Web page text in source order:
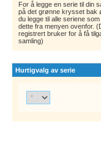
For å legge en serie til din
på det grønne krysset bak
du legge til alle seriene
dette fra menyen ovenfor.
registrert bruker for å få
samling)
Hurtigvalg av serie